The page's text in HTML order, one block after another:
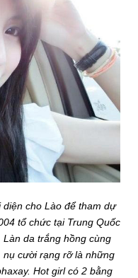
diện cho Lào để tham dự
tổ chức tại Trung Quốc
da trắng hồng cùng
nụ cười rạng rỡ là những
Hot girl có 2 bằng